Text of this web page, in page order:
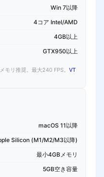
Win 7以降
4コア Intel/AMD
4GB以上
GTX950以上
リ推奨。最大240 FPS。 VT
macOS 11以降
Silicon (M1/M2/M3以降)
最小4GBメモリ
5GB空き容量